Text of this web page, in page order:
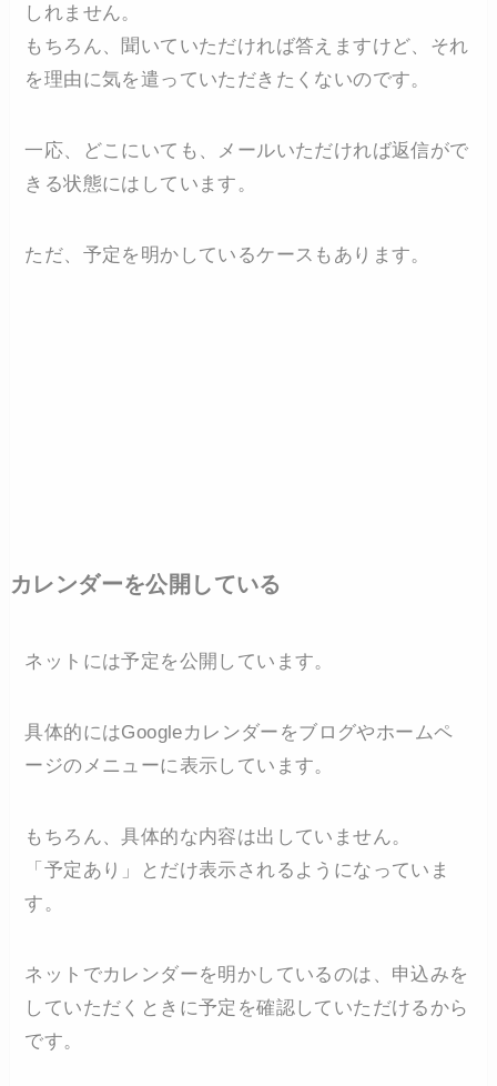
しれません。
もちろん、聞いていただければ答えますけど、それ
を理由に気を遣っていただきたくないのです。
一応、どこにいても、メールいただければ返信がで
きる状態にはしています。
ただ、予定を明かしているケースもあります。
カレンダーを公開している
ネットには予定を公開しています。
具体的にはGoogleカレンダーをブログやホームペ
ージのメニューに表示しています。
もちろん、具体的な内容は出していません。
「予定あり」とだけ表示されるようになっていま
す。
ネットでカレンダーを明かしているのは、申込みを
していただくときに予定を確認していただけるから
です。